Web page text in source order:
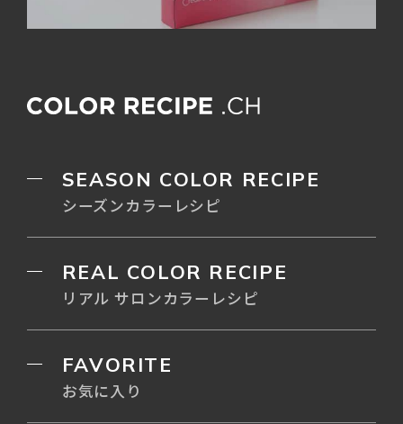
SEASON COLOR RECIPE
シーズンカラーレシピ
REAL COLOR RECIPE
リアル サロンカラーレシピ
FAVORITE
お気に入り